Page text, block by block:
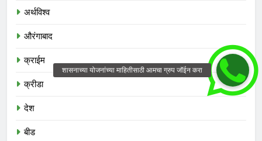
अर्थविश्व
औरंगाबाद
क्राईम
क्रीडा
देश
बीड